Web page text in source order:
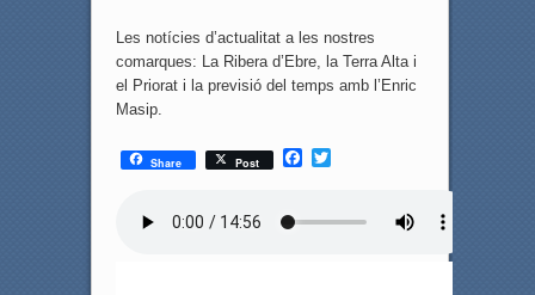
Les notícies d’actualitat a les nostres
comarques: La Ribera d’Ebre, la Terra Alta i
el Priorat i la previsió del temps amb l’Enric
Masip.
Share Post
F
T